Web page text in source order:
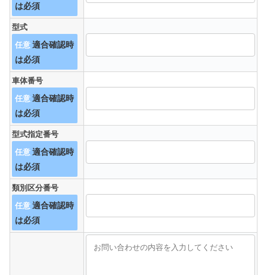
型式
任意
車体番号
任意
型式指定番号
任意
類別区分番号
任意